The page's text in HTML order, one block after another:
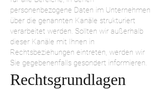
personenbezogene Daten im Unternehmen
über die genannten Kanäle strukturiert
verarbeitet werden. Sollten wir außerhalb
dieser Kanäle mit Ihnen in
Rechtsbeziehungen eintreten, werden wir
Sie gegebenenfalls gesondert informieren.
Rechtsgrundlagen